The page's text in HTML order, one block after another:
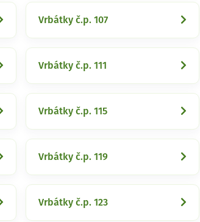
Vrbátky č.p. 107
Vrbátky č.p. 111
Vrbátky č.p. 115
Vrbátky č.p. 119
Vrbátky č.p. 123